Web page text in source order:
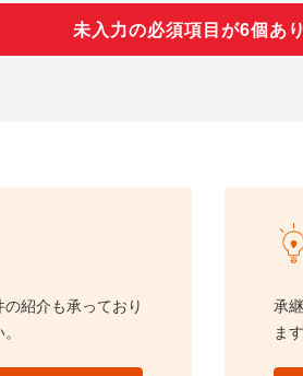
未入力の必須項目が6個あ
紹介も承っており
承
ま